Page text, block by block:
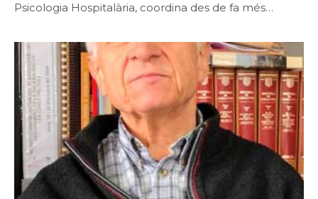
Psicologia Hospitalària, coordina des de fa més…